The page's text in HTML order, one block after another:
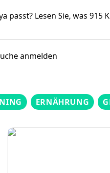
passt? Lesen Sie, was
anmelden
ERNÄHRUNG